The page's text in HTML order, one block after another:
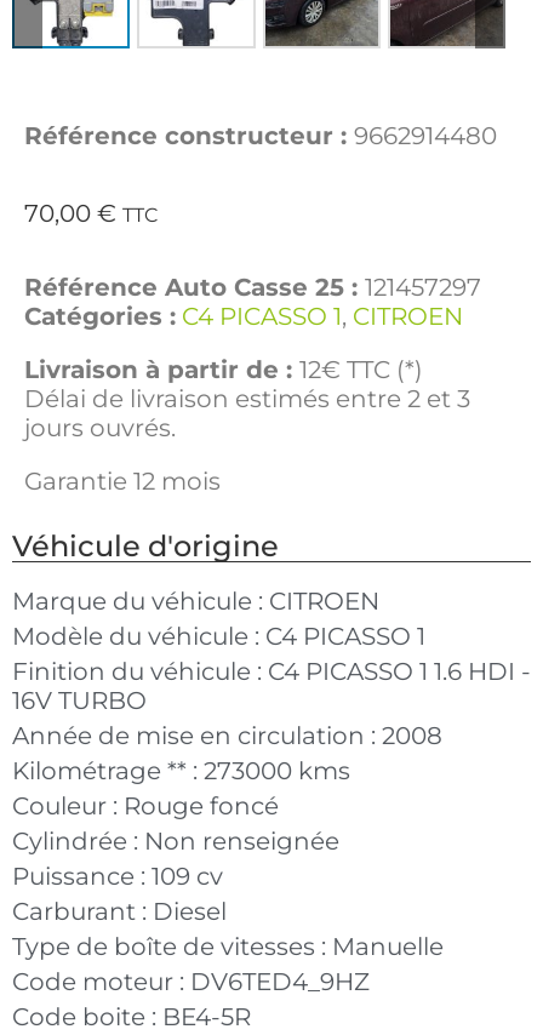
Référence constructeur : 9662914480
70,00 € TTC
Référence Auto Casse 25 : 121457297
Catégories : C4 PICASSO 1, CITROEN
Livraison à partir de : 12€ TTC (*)
Délai de livraison estimés entre 2 et 3
jours ouvrés.
Garantie 12 mois
Véhicule d'origine
Marque du véhicule : CITROEN
Modèle du véhicule : C4 PICASSO 1
Finition du véhicule : C4 PICASSO 1 1.6 HDI -
16V TURBO
Année de mise en circulation : 2008
Kilométrage ** : 273000 kms
Couleur : Rouge foncé
Cylindrée : Non renseignée
Puissance : 109 cv
Carburant : Diesel
Type de boîte de vitesses : Manuelle
Code moteur : DV6TED4_9HZ
Code boite : BE4-5R